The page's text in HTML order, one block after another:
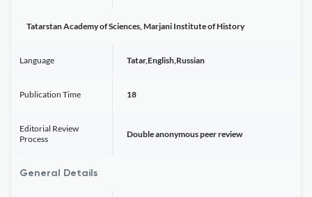
Tatarstan Academy of Sciences, Marjani Institute of History
Language Tatar,English,Russian
Publication Time 18
Editorial Review
Process
Double anonymous peer review
General Details